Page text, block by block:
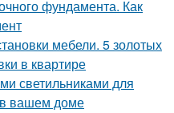
фундамента. Как
мебели. 5 золотых
в квартире
светильниками для
в вашем доме